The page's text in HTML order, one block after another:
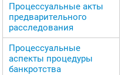
Процессуальные акты
предварительного
расследования
Процессуальные
аспекты процедуры
банкротства